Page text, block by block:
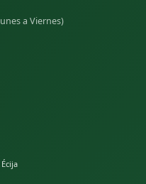
a Viernes)